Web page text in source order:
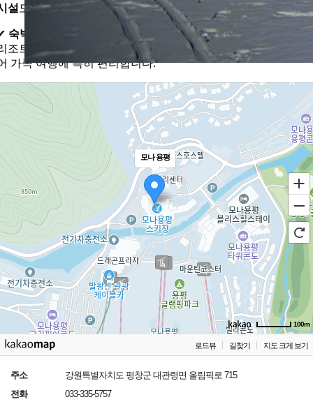
설 도 운영되므로 사계절 여행지로 좋습니다.
숙박과 함께하는 여행 코스
조트 내 숙박 시설을 이용하면 스키장 바로 앞에서 체류할 수
가족 여행에 특히 편리합니다.
모나 용평
100m
로드뷰 길찾기 지도 크게 보기
주소
강원특별자치도 평창군 대관령면 올림픽로 715
전화
033-335-5757